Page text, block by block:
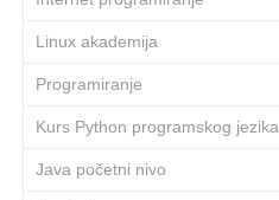
Linux akademija
Programiranje
Kurs Python programskog jezika
Java početni nivo